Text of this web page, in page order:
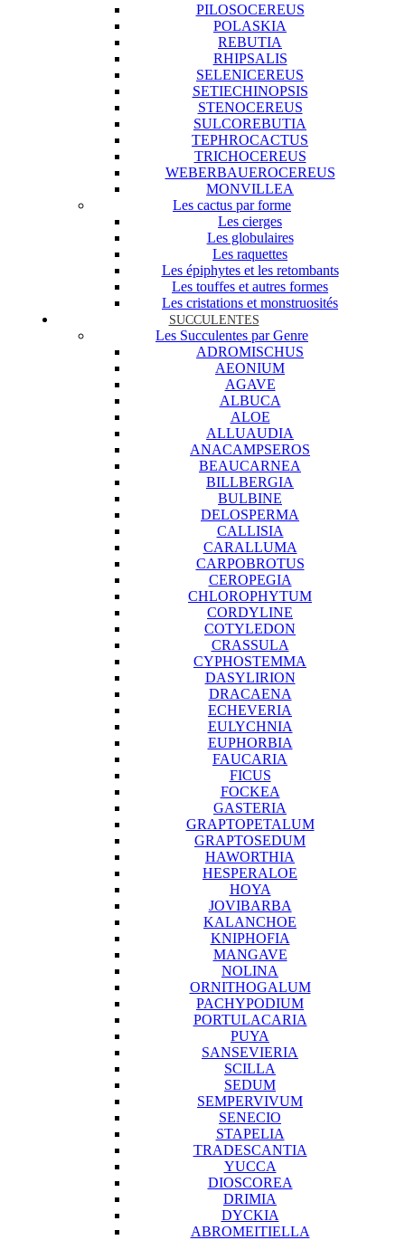
PILOSOCEREUS
POLASKIA
REBUTIA
RHIPSALIS
SELENICEREUS
SETIECHINOPSIS
STENOCEREUS
SULCOREBUTIA
TEPHROCACTUS
TRICHOCEREUS
WEBERBAUEROCEREUS
MONVILLEA
Les cactus par forme
Les cierges
Les globulaires
Les raquettes
Les épiphytes et les retombants
Les touffes et autres formes
Les cristations et monstruosités
SUCCULENTES
Les Succulentes par Genre
ADROMISCHUS
AEONIUM
AGAVE
ALBUCA
ALOE
ALLUAUDIA
ANACAMPSEROS
BEAUCARNEA
BILLBERGIA
BULBINE
DELOSPERMA
CALLISIA
CARALLUMA
CARPOBROTUS
CEROPEGIA
CHLOROPHYTUM
CORDYLINE
COTYLEDON
CRASSULA
CYPHOSTEMMA
DASYLIRION
DRACAENA
ECHEVERIA
EULYCHNIA
EUPHORBIA
FAUCARIA
FICUS
FOCKEA
GASTERIA
GRAPTOPETALUM
GRAPTOSEDUM
HAWORTHIA
HESPERALOE
HOYA
JOVIBARBA
KALANCHOE
KNIPHOFIA
MANGAVE
NOLINA
ORNITHOGALUM
PACHYPODIUM
PORTULACARIA
PUYA
SANSEVIERIA
SCILLA
SEDUM
SEMPERVIVUM
SENECIO
STAPELIA
TRADESCANTIA
YUCCA
DIOSCOREA
DRIMIA
DYCKIA
ABROMEITIELLA